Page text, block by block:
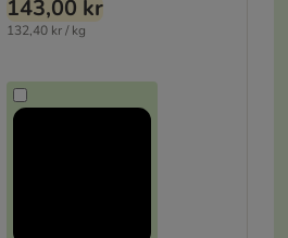
143,00 kr
132,40 kr / kg